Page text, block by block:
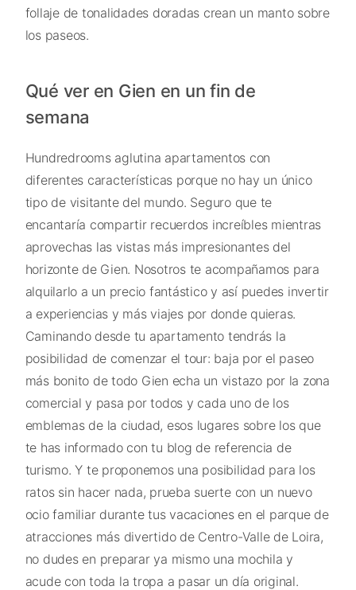
follaje de tonalidades doradas crean un manto sobre
los paseos.
Qué ver en Gien en un fin de
semana
Hundredrooms aglutina apartamentos con
diferentes características porque no hay un único
tipo de visitante del mundo. Seguro que te
encantaría compartir recuerdos increíbles mientras
aprovechas las vistas más impresionantes del
horizonte de Gien. Nosotros te acompañamos para
alquilarlo a un precio fantástico y así puedes invertir
a experiencias y más viajes por donde quieras.
Caminando desde tu apartamento tendrás la
posibilidad de comenzar el tour: baja por el paseo
más bonito de todo Gien echa un vistazo por la zona
comercial y pasa por todos y cada uno de los
emblemas de la ciudad, esos lugares sobre los que
te has informado con tu blog de referencia de
turismo. Y te proponemos una posibilidad para los
ratos sin hacer nada, prueba suerte con un nuevo
ocio familiar durante tus vacaciones en el parque de
atracciones más divertido de Centro-Valle de Loira,
no dudes en preparar ya mismo una mochila y
acude con toda la tropa a pasar un día original.